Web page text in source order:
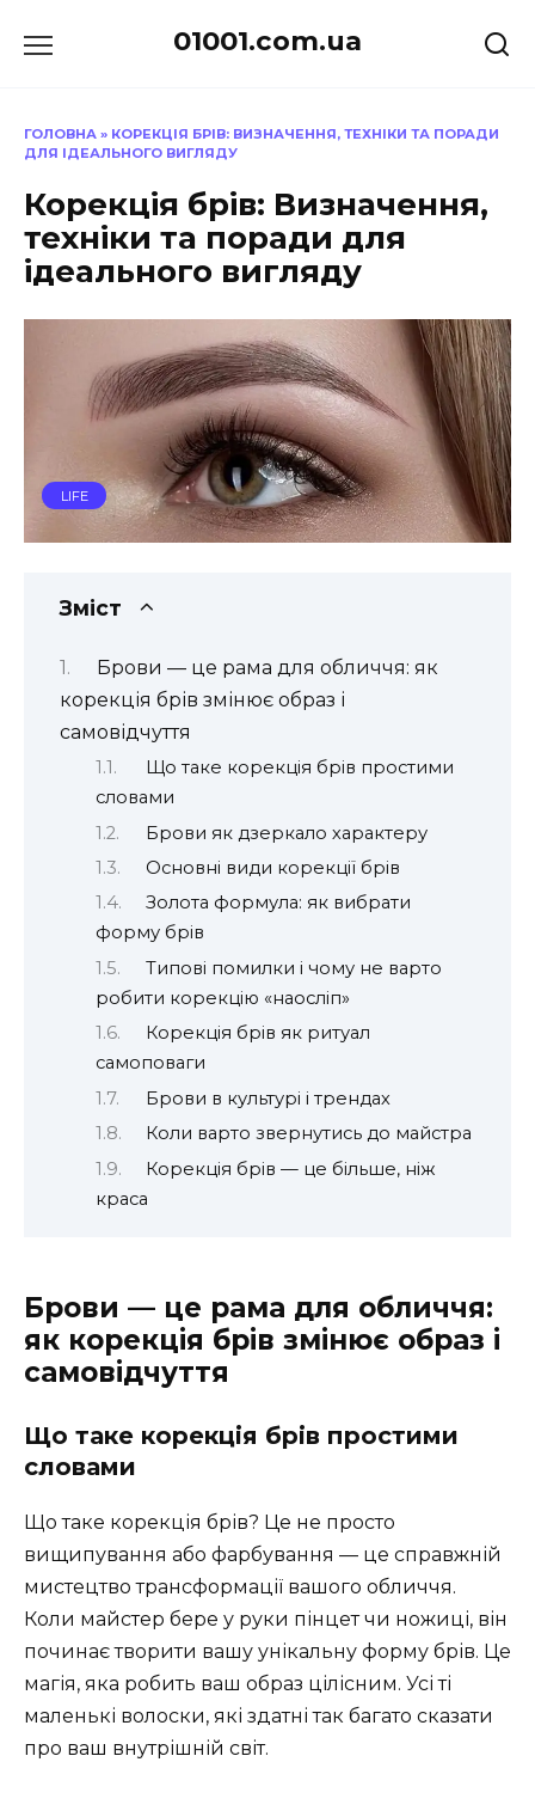
до
01001.com.ua
ГОЛОВНА » КОРЕКЦІЯ БРІВ: ВИЗНАЧЕННЯ, ТЕХНІКИ ТА ПОРАДИ
ДЛЯ ІДЕАЛЬНОГО ВИГЛЯДУ
Корекція брів: Визначення,
техніки та поради для
ідеального вигляду
LIFE
Зміст
Брови — це рама для обличчя: як
корекція брів змінює образ і
самовідчуття
Що таке корекція брів простими
словами
Брови як дзеркало характеру
Основні види корекції брів
Золота формула: як вибрати
форму брів
Типові помилки і чому не варто
робити корекцію «наосліп»
Корекція брів як ритуал
самоповаги
Брови в культурі і трендах
Коли варто звернутись до майстра
Корекція брів — це більше, ніж
краса
Брови — це рама для обличчя:
як корекція брів змінює образ і
самовідчуття
Що таке корекція брів простими
словами
Що таке корекція брів? Це не просто
вищипування або фарбування — це справжній
мистецтво трансформації вашого обличчя.
Коли майстер бере у руки пінцет чи ножиці, він
починає творити вашу унікальну форму брів. Це
магія, яка робить ваш образ цілісним. Усі ті
маленькі волоски, які здатні так багато сказати
про ваш внутрішній світ.